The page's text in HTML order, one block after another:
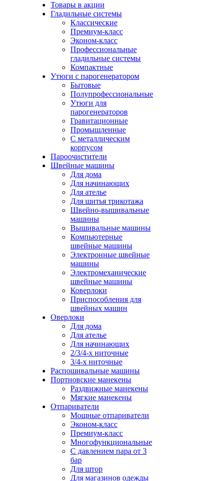
Товары в акции
Гладильные системы
Классические
Премиум-класс
Эконом-класс
Профессиональные
гладильные системы
Компактные
Утюги с парогенератором
Бытовые
Полупрофессиональные
Утюги для
парогенераторов
Гравитационные
Промышленные
С металлическим
корпусом
Пароочистители
Швейные машины
Для дома
Для начинающих
Для ателье
Для шитья трикотажа
Швейно-вышивальные
машины
Вышивальные машины
Компьютерные
швейные машины
Электронные швейные
машины
Электромеханические
швейные машины
Коверлоки
Приспособления для
швейных машин
Оверлоки
Для дома
Для ателье
Для начинающих
2/3/4-х ниточные
3/4-х ниточные
Распошивальные машины
Портновские манекены
Раздвижные манекены
Мягкие манекены
Отпариватели
Мощные отпариватели
Эконом-класс
Премиум-класс
Многофункциональные
С давлением пара от 3
бар
Для штор
Для магазинов одежды